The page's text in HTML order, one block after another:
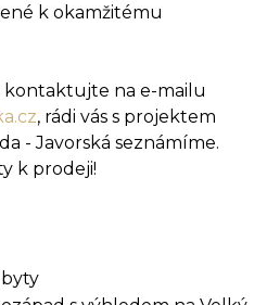
k okamžitému
kontaktujte na e-mailu
, rádi vás s projektem
- Javorská seznámíme.
k prodeji!